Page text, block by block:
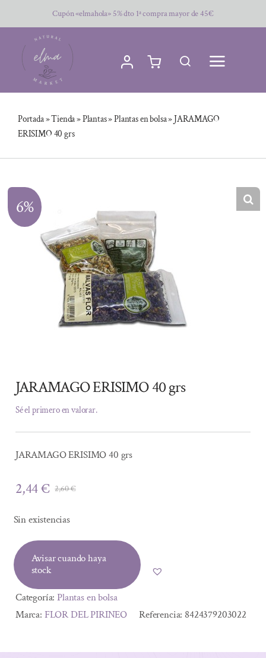
al
contenido
Cupón «elmahola» 5% dto 1ª compra mayor de 45€
Portada»Tienda»Plantas»Plantas en bolsa»JARAMAGO
ERISIMO 40 grs
6%
JARAMAGO ERISIMO 40 grs
Sé el primero en valorar.
JARAMAGO ERISIMO 40 grs
2,60€El
era:
2,60 €.
2,44€
El
es:
2,44 €.
Sin existencias
Avisar cuando haya
stock
Categoría:Plantas en bolsa
Marca: FLOR DEL PIRINEO Referencia: 8424379203022